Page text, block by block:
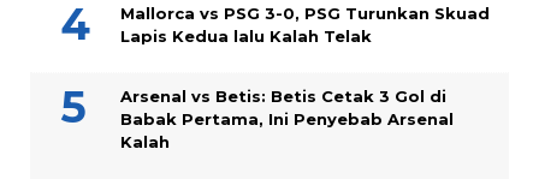
Mallorca vs PSG 3-0, PSG Turunkan Skuad
Lapis Kedua lalu Kalah Telak
Arsenal vs Betis: Betis Cetak 3 Gol di
Babak Pertama, Ini Penyebab Arsenal
Kalah